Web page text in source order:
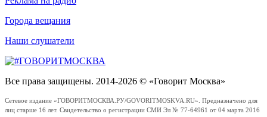
Города вещания
Наши слушатели
Все права защищены. 2014-2026 © «Говорит Москва»
Сетевое издание «ГОВОРИТМОСКВА.РУ/GOVORITMOSKVA.RU». Предназначено для
лиц старше 16 лет. Свидетельство о регистрации СМИ Эл № 77-64961 от 04 марта 2016